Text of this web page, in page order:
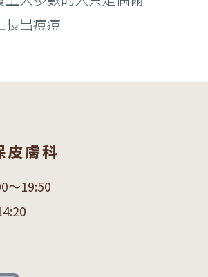
長出痘痘
皮膚科
～19:50